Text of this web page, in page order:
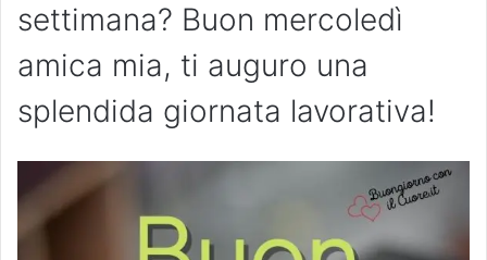
settimana? Buon mercoledì
amica mia, ti auguro una
splendida giornata lavorativa!